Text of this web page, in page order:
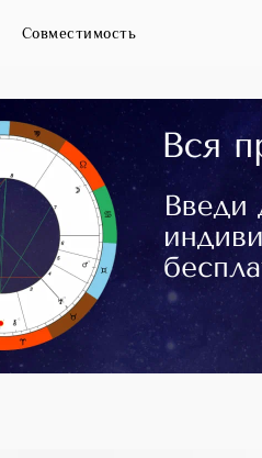
Совместимость